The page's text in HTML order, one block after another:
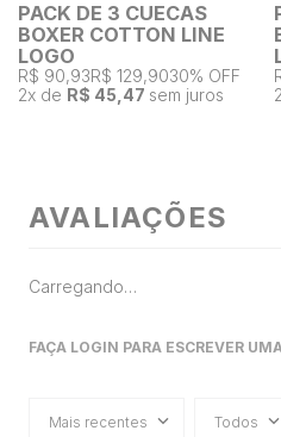
PACK DE 3 CUECAS
BOXER COTTON LINE
LOGO
R$ 90,93R$ 129,9030% OFF
2x de R$ 45,47 sem juros
2
AVALIAÇÕES
Carregando…
FAÇA LOGIN PARA ESCREVER
Mais recentes Todos